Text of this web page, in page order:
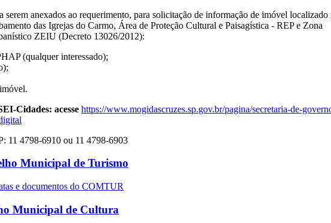
serem anexados ao requerimento, para solicitação de informação de imóvel localizado
das Igrejas do Carmo, Área de Proteção Cultural e Paisagística - REP e Zona
ZEIU (Decreto 13026/2012):
(qualquer interessado);
Cidades: acesse https://www.mogidascruzes.sp.gov.br/pagina/secretaria-de-
11 4798-6910 ou 11 4798-6903
Municipal de Turismo
e documentos do COMTUR
Municipal de Cultura